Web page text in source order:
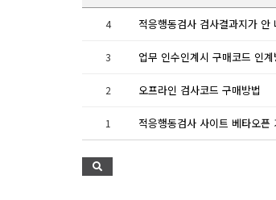
4
3 업무 인수인계시 구매코드 인계
2 오프라인 검사코드 구매방법
1 적응행동검사 사이트 베타오픈